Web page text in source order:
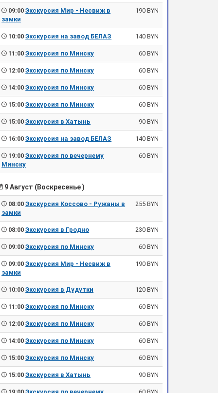
09:00Экскурсия Мир - Несвиж в
замки
190 BYN
10:00Экскурсия на завод БЕЛАЗ 140 BYN
11:00Экскурсия по Минску 60 BYN
12:00Экскурсия по Минску 60 BYN
14:00Экскурсия по Минску 60 BYN
15:00Экскурсия по Минску 60 BYN
15:00Экскурсия в Хатынь 90 BYN
16:00Экскурсия на завод БЕЛАЗ 140 BYN
19:00Экскурсия по вечернему
Минску
60 BYN
9 Август (Воскресенье )
08:00Экскурсия Коссово - Ружаны в
замки
255 BYN
08:00Экскурсия в Гродно 230 BYN
09:00Экскурсия по Минску 60 BYN
09:00Экскурсия Мир - Несвиж в
замки
190 BYN
10:00Экскурсия в Дудутки 120 BYN
11:00Экскурсия по Минску 60 BYN
12:00Экскурсия по Минску 60 BYN
14:00Экскурсия по Минску 60 BYN
15:00Экскурсия по Минску 60 BYN
15:00Экскурсия в Хатынь 90 BYN